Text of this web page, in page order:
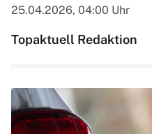
25.04.2026, 04:00 Uhr
Topaktuell Redaktion